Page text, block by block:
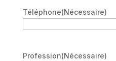
Téléphone(Nécessaire)
Profession(Nécessaire)